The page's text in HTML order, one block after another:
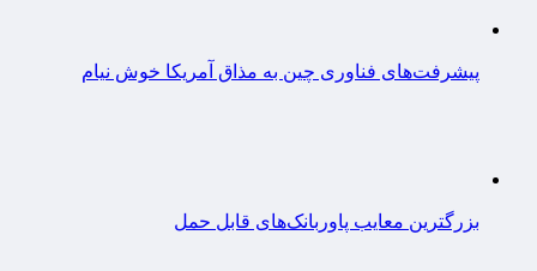
پیشرفت‌های فناوری چین به مذاق آمریکا خوش نیام
بزرگترین معایب پاوربانک‌های قابل حمل